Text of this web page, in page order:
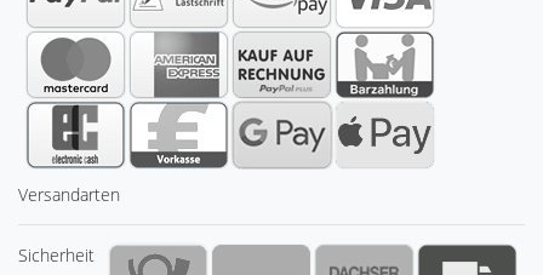
Versandarten
Sicherheit